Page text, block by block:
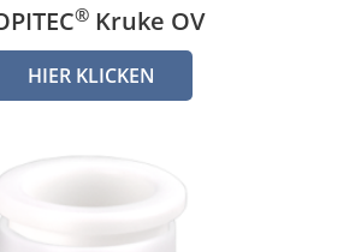
® Kruke OV
HIER KLICKEN